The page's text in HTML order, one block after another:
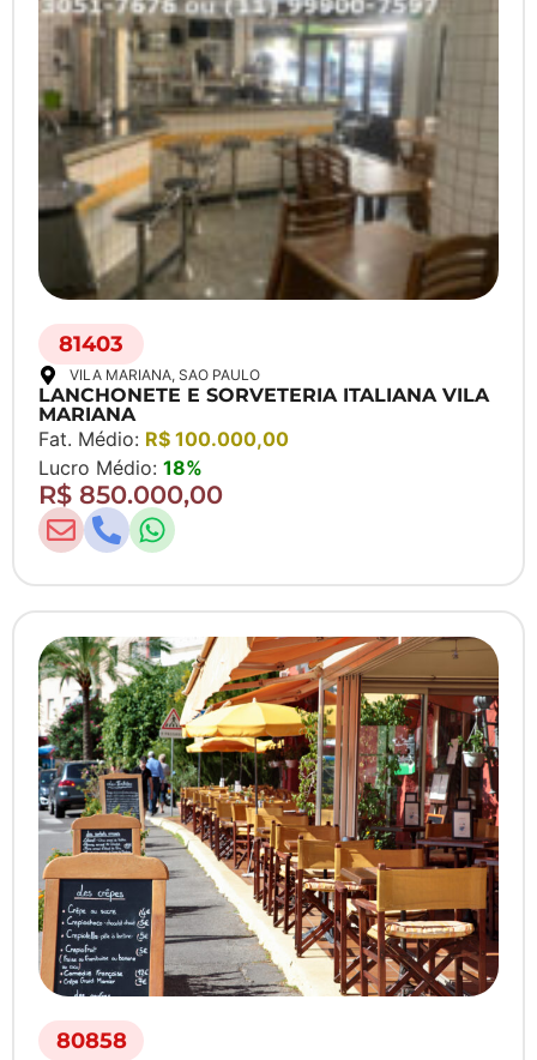
81403
VILA MARIANA, SAO PAULO
LANCHONETE E SORVETERIA ITALIANA VILA
MARIANA
Fat. Médio: R$ 100.000,00
Lucro Médio: 18%
R$ 850.000,00
80858